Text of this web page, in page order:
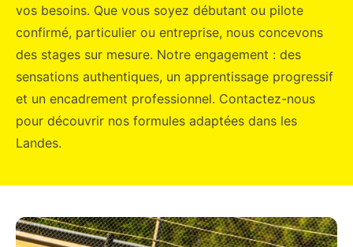
vos besoins. Que vous soyez débutant ou pilote
confirmé, particulier ou entreprise, nous concevons
des stages sur mesure. Notre engagement : des
sensations authentiques, un apprentissage progressif
et un encadrement professionnel. Contactez-nous
pour découvrir nos formules adaptées dans les
Landes.